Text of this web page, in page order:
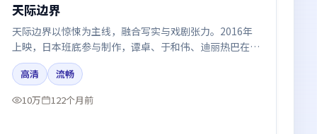
天际边界
天际边界以惊悚为主线，融合写实与戏剧张力。2016年
上映，日本班底参与制作，谭卓、于和伟、迪丽热巴在片
中呈现细腻表演，影像风格统一，配乐与剪辑强化了情绪
曲线。
高清
流畅
10万
122个月前